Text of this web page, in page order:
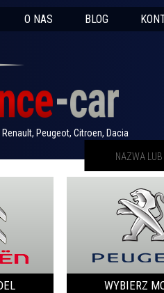
O NAS BLOG
Peugeot, Citroen, Dacia
WYBIERZ